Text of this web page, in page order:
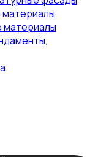
материалы